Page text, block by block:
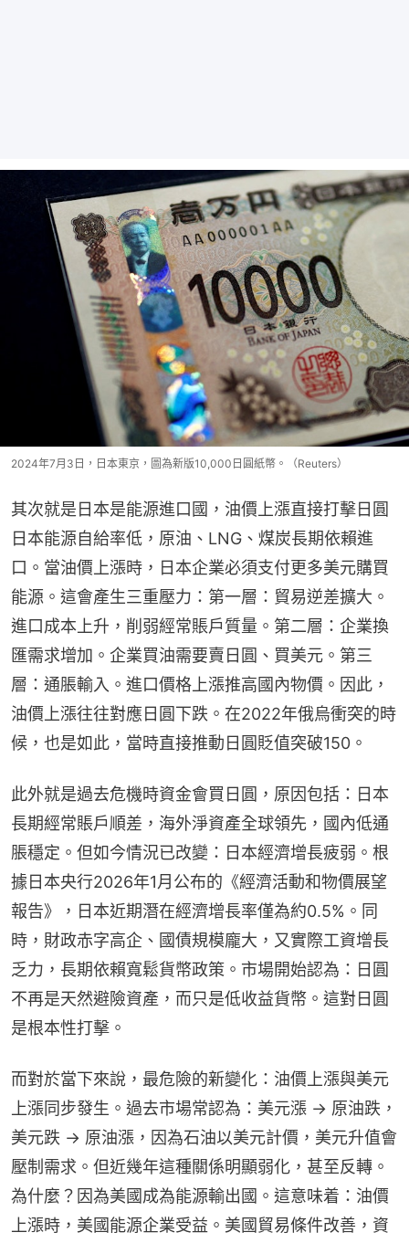
2024年7月3日，日本東京，圖為新版10,000日圓紙幣。（Reuters）
其次就是日本是能源進口國，油價上漲直接打擊日圓
日本能源自給率低，原油、LNG、煤炭長期依賴進
口。當油價上漲時，日本企業必須支付更多美元購買
能源。這會產生三重壓力：第一層：貿易逆差擴大。
進口成本上升，削弱經常賬戶質量。第二層：企業換
匯需求增加。企業買油需要賣日圓、買美元。第三
層：通脹輸入。進口價格上漲推高國內物價。因此，
油價上漲往往對應日圓下跌。在2022年俄烏衝突的時
候，也是如此，當時直接推動日圓貶值突破150。
此外就是過去危機時資金會買日圓，原因包括：日本
長期經常賬戶順差，海外淨資產全球領先，國內低通
脹穩定。但如今情況已改變：日本經濟增長疲弱。根
據日本央行2026年1月公布的《經濟活動和物價展望
報告》，日本近期潛在經濟增長率僅為約0.5%。同
時，財政赤字高企、國債規模龐大，又實際工資增長
乏力，長期依賴寬鬆貨幣政策。市場開始認為：日圓
不再是天然避險資產，而只是低收益貨幣。這對日圓
是根本性打擊。
而對於當下來說，最危險的新變化：油價上漲與美元
上漲同步發生。過去市場常認為：美元漲 → 原油跌，
美元跌 → 原油漲，因為石油以美元計價，美元升值會
壓制需求。但近幾年這種關係明顯弱化，甚至反轉。
為什麼？因為美國成為能源輸出國。這意味着：油價
上漲時，美國能源企業受益。美國貿易條件改善，資